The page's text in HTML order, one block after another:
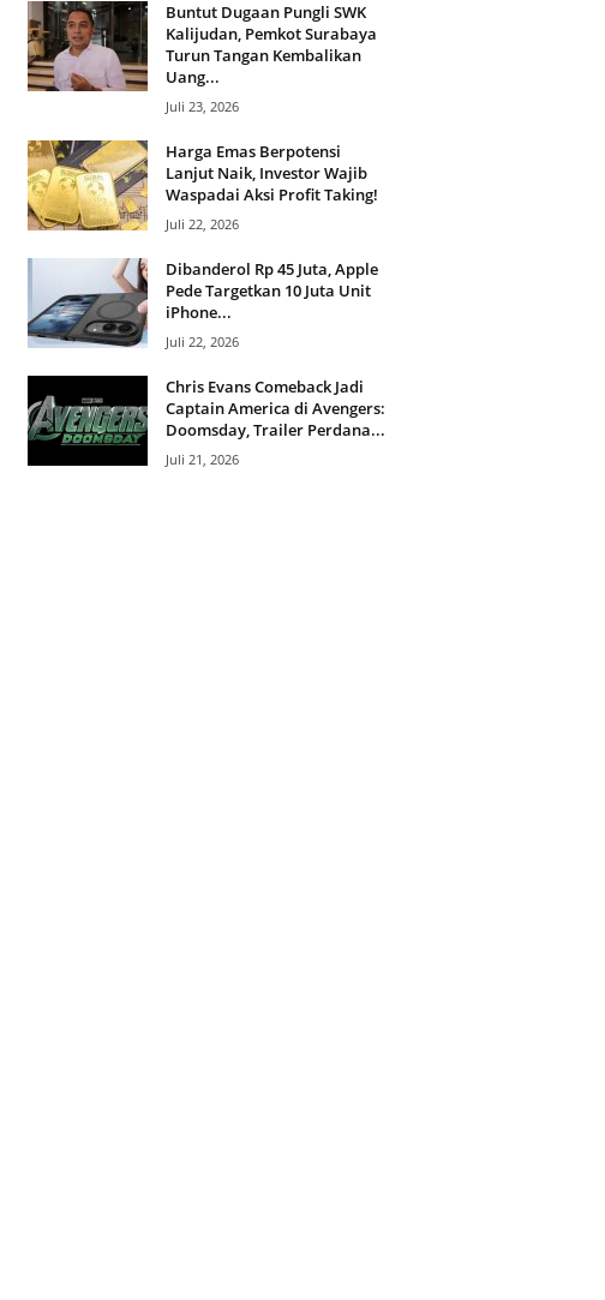
Buntut Dugaan Pungli SWK
Kalijudan, Pemkot Surabaya
Turun Tangan Kembalikan
Uang...
Juli 23, 2026
Harga Emas Berpotensi
Lanjut Naik, Investor Wajib
Waspadai Aksi Profit Taking!
Juli 22, 2026
Dibanderol Rp 45 Juta, Apple
Pede Targetkan 10 Juta Unit
iPhone...
Juli 22, 2026
Chris Evans Comeback Jadi
Captain America di Avengers:
Doomsday, Trailer Perdana...
Juli 21, 2026